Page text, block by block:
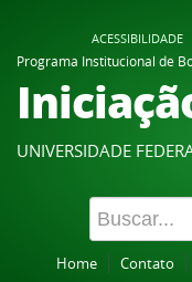
ACESSIBILIDADE
Programa Institucional de
UNIVERSIDADE
Home Contato